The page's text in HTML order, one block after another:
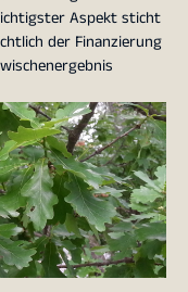
Aspekt sticht
der Finanzierung